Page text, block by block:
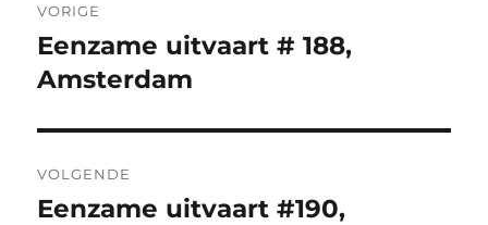
navigatie
VORIGE
Vorig
bericht:
Eenzame uitvaart # 188,
Amsterdam
VOLGENDE
Volgend
Eenzame uitvaart #190,